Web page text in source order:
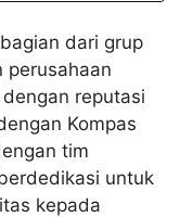
dari grup
perusahaan
reputasi
Kompas
tim
untuk
kepada